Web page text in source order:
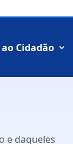
Cidadão
e daqueles